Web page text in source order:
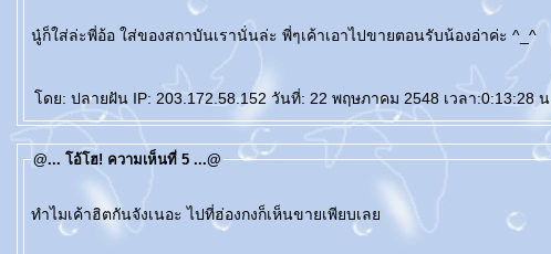
นู๋ก็ใส่ล่ะพี่อ้อ ใส่ของสถาบันเรานั่นล่ะ พี่ๆเค้าเอาไปขายตอนรับน้องอ่าค่ะ ^_^
ดย: ปลายฝัน IP: 203.172.58.152 วันที่: 22 พฤษภาคม 2548 เวลา:0:13:28 น.
@... โอ้โฮ! ความเห็นที่ 5 ...@
ทำไมเค้าฮิตกันจังเนอะ ไปที่ฮ่องกงก็เห็นขายเพียบเล